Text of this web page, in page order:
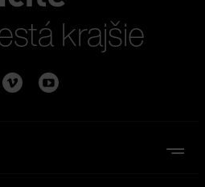
krajšie